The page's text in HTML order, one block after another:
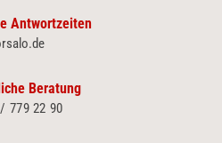
Antwortzeiten
Beratung
779 22 90